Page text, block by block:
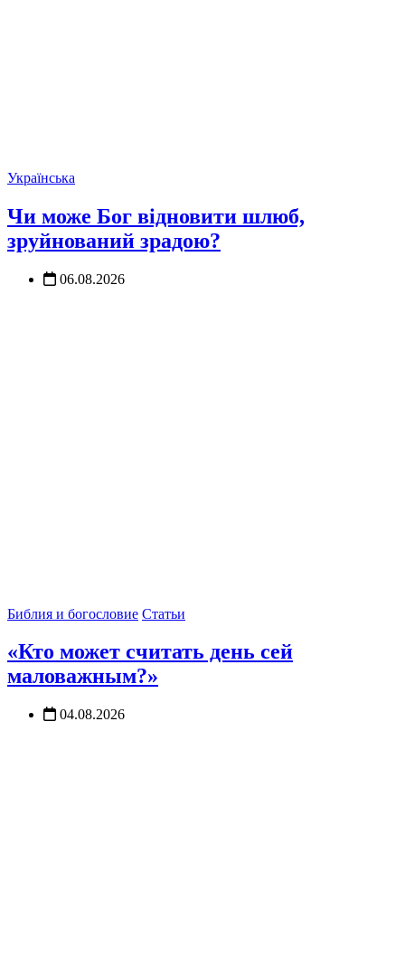
Українська
Чи може Бог відновити шлюб,
зруйнований зрадою?
06.08.2026
Библия и богословие Статьи
«Кто может считать день сей
маловажным?»
04.08.2026